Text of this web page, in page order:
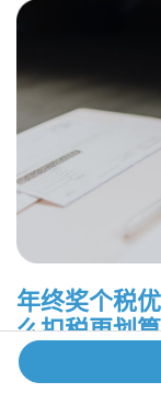
年终奖个税
么扣税更划
2021-12-30